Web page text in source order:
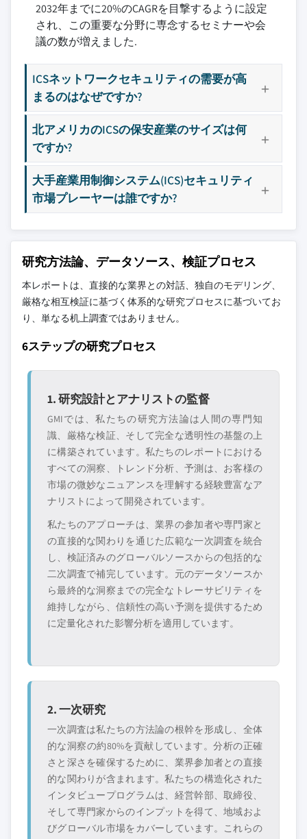
2032年までに20%のCAGRを目撃するように設定
され、この重要な分野に専念するセミナーや会
議の数が増えました.
ICSネットワークセキュリティの需要が高
まるのはなぜですか?
北アメリカのICSの保安産業のサイズは何
ですか?
大手産業用制御システム(ICS)セキュリティ
市場プレーヤーは誰ですか?
研究方法論、データソース、検証プロセス
本レポートは、直接的な業界との対話、独自のモデリング、
厳格な相互検証に基づく体系的な研究プロセスに基づいてお
り、単なる机上調査ではありません。
6ステップの研究プロセス
1. 研究設計とアナリストの監督
GMIでは、私たちの研究方法論は人間の専門知
識、厳格な検証、そして完全な透明性の基盤の上
に構築されています。私たちのレポートにおける
すべての洞察、トレンド分析、予測は、お客様の
市場の微妙なニュアンスを理解する経験豊富なア
ナリストによって開発されています。
私たちのアプローチは、業界の参加者や専門家と
の直接的な関わりを通じた広範な一次調査を統合
し、検証済みのグローバルソースからの包括的な
二次調査で補完しています。元のデータソースか
ら最終的な洞察までの完全なトレーサビリティを
維持しながら、信頼性の高い予測を提供するため
に定量化された影響分析を適用しています。
2. 一次研究
一次調査は私たちの方法論の根幹を形成し、全体
的な洞察の約80%を貢献しています。分析の正確
さと深さを確保するために、業界参加者との直接
的な関わりが含まれます。私たちの構造化された
インタビュープログラムは、経営幹部、取締役、
そして専門家からのインプットを得て、地域およ
びグローバル市場をカバーしています。これらの